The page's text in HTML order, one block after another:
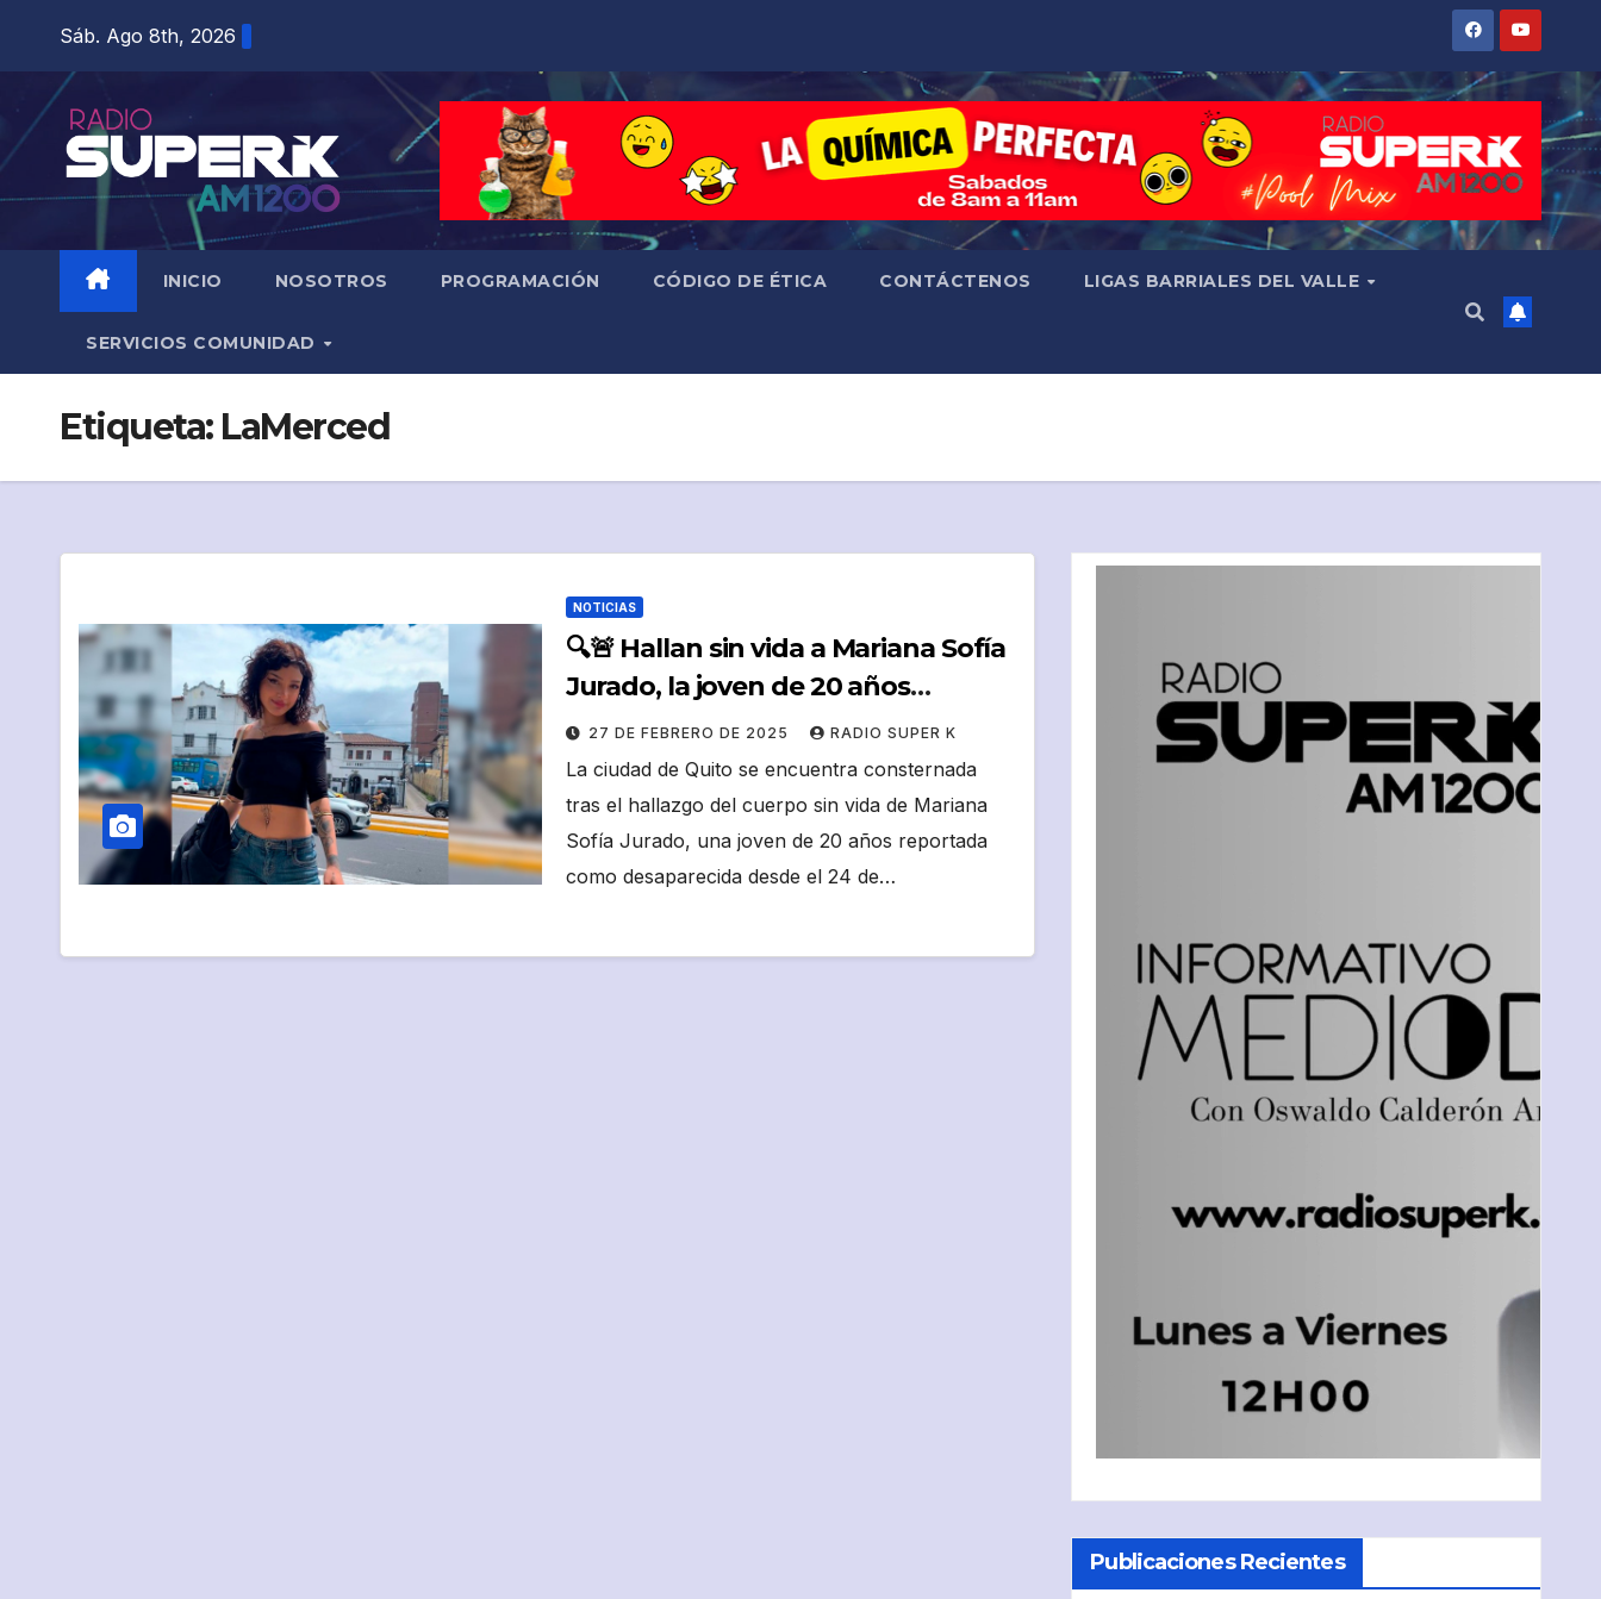
Sáb. Ago 8th, 2026
INICIO NOSOTROS PROGRAMACIÓN CÓDIGO DE ÉTICA CONTÁCTENOS LIGAS BARRIALES DEL VALLE
SERVICIOS COMUNIDAD
Etiqueta: LaMerced
NOTICIAS
🔍🚨 Hallan sin vida a Mariana Sofía
Jurado, la joven de 20 años
desaparecida en Quito 🕯️💔
27 DE FEBRERO DE 2025 RADIO SUPER K
La ciudad de Quito se encuentra consternada
tras el hallazgo del cuerpo sin vida de Mariana
Sofía Jurado, una joven de 20 años reportada
como desaparecida desde el 24 de…
Publicaciones Recientes